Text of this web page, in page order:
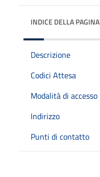
INDICE DELLA PAGINA
Descrizione
Codici Attesa
Modalità di accesso
Indirizzo
Punti di contatto